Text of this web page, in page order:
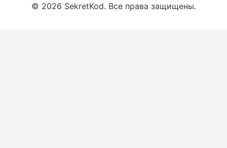
© 2026 SekretKod. Все права защищены.